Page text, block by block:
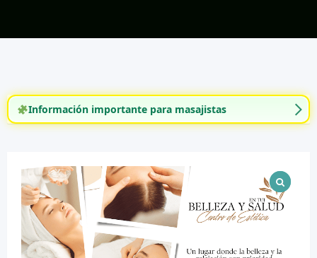
Información importante para masajistas